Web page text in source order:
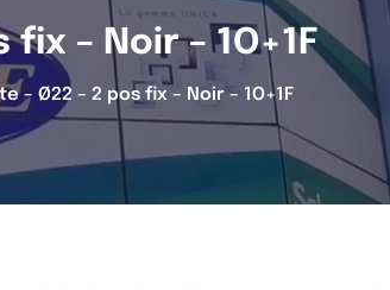
– Noir – 1O+1F
– Ø22 – 2 pos fix – Noir – 1O+1F